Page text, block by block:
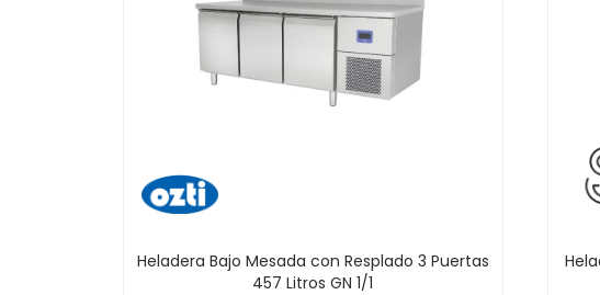
Heladera Bajo Mesada con Resplado 3 Puertas
457 Litros GN 1/1